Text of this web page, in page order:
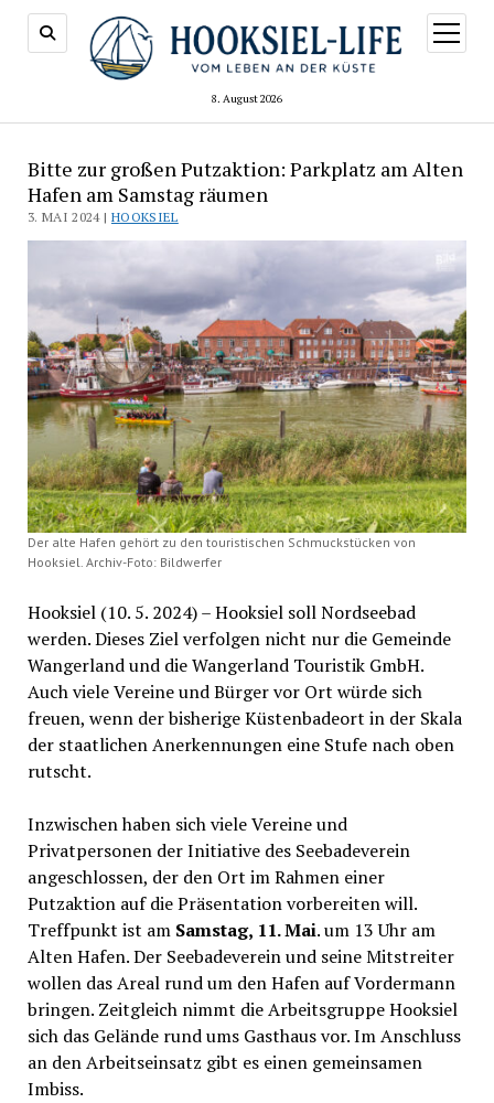
8. August 2026
Menü
öffnen
Bitte zur großen Putzaktion: Parkplatz am Alten
Hafen am Samstag räumen
3. MAI 2024 | HOOKSIEL
Der alte Hafen gehört zu den touristischen Schmuckstücken von
Hooksiel. Archiv-Foto: Bildwerfer
Hooksiel (10. 5. 2024) – Hooksiel soll Nordseebad
werden. Dieses Ziel verfolgen nicht nur die Gemeinde
Wangerland und die Wangerland Touristik GmbH.
Auch viele Vereine und Bürger vor Ort würde sich
freuen, wenn der bisherige Küstenbadeort in der Skala
der staatlichen Anerkennungen eine Stufe nach oben
rutscht.
Inzwischen haben sich viele Vereine und
Privatpersonen der Initiative des Seebadeverein
angeschlossen, der den Ort im Rahmen einer
Putzaktion auf die Präsentation vorbereiten will.
Treffpunkt ist am Samstag, 11. Mai. um 13 Uhr am
Alten Hafen. Der Seebadeverein und seine Mitstreiter
wollen das Areal rund um den Hafen auf Vordermann
bringen. Zeitgleich nimmt die Arbeitsgruppe Hooksiel
sich das Gelände rund ums Gasthaus vor. Im Anschluss
an den Arbeitseinsatz gibt es einen gemeinsamen
Imbiss.